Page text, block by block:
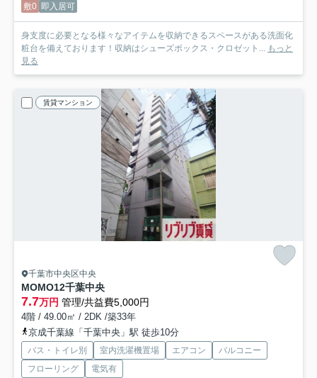
敷0 即入居可
身支度に必要となる様々なアイテムを収納できるスペースがある洗面化
粧台を備えております！収納はシューズボックス・クロゼット...
もっと
見る
賃貸マンション
千葉市中央区中央
MOMO12千葉中央
7.7万円 管理/共益費5,000円
4階 / 49.00㎡ / 2DK /築33年
京成千葉線「千葉中央」駅 徒歩10分
バス・トイレ別 室内洗濯機置場 エアコン
バルコニー
フローリング
電気有